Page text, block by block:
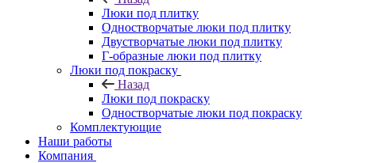
Люки под плитку
Одностворчатые люки под плитку
Двустворчатые люки под плитку
Г-образные люки под плитку
Люки под покраску
Назад
Люки под покраску
Одностворчатые люки под покраску
Комплектующие
Наши работы
Компания